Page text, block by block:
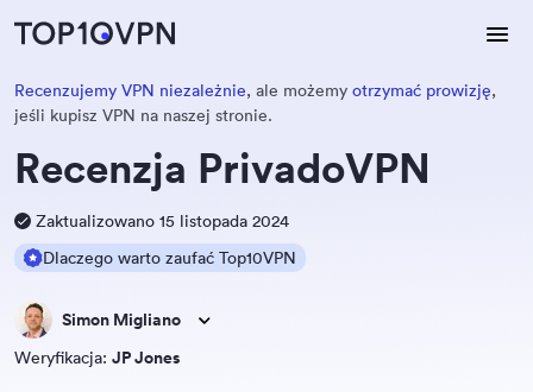
Recenzujemy VPN niezależnie, ale możemy otrzymać prowizję,
jeśli kupisz VPN na naszej stronie.
Recenzja PrivadoVPN
Zaktualizowano 15 listopada 2024
Dlaczego warto zaufać Top10VPN
Simon Migliano
Weryfikacja: JP Jones